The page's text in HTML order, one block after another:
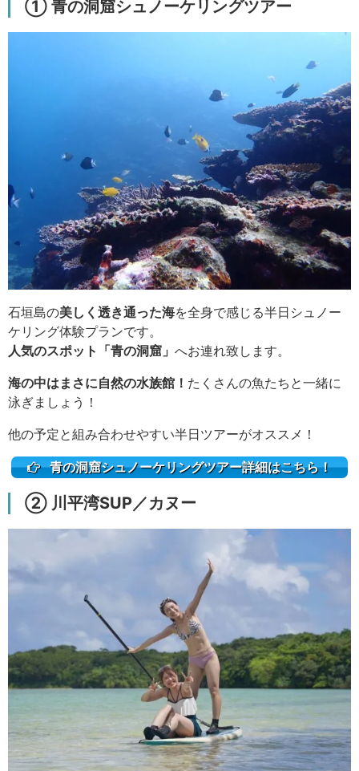
① 青の洞窟シュノーケリングツアー
石垣島の美しく透き通った海を全身で感じる半日シュノー
ケリング体験プランです。
人気のスポット「青の洞窟」 へお連れ致します。
海の中はまさに自然の水族館！ たくさんの魚たちと一緒に
泳ぎましょう！
他の予定と組み合わせやすい半日ツアーがオススメ！
青の洞窟シュノーケリングツアー詳細はこちら！
② 川平湾SUP／カヌー